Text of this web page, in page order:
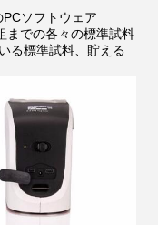
ソフトウェア
までの各々の標準試料
る標準試料、貯える